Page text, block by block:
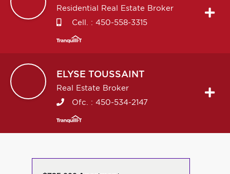
Residential Real Estate Broker
Cell. : 450-558-3315
ELYSE TOUSSAINT
Real Estate Broker
Ofc. : 450-534-2147